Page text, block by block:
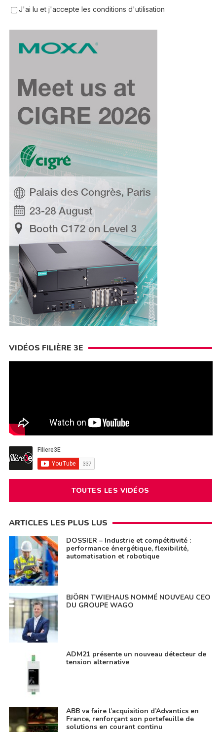
J'ai lu et j'accepte les conditions d'utilisation
VIDÉOS FILIÈRE 3E
TOUTES LES VIDÉOS
ARTICLES LES PLUS LUS
DOSSIER – Industrie et compétitivité :
performance énergétique, flexibilité,
automatisation et robotique
BJÖRN TWIEHAUS NOMMÉ NOUVEAU CEO
DU GROUPE WAGO
ADM21 présente un nouveau détecteur de
tension alternative
ABB va faire l’acquisition d’Advantics en
France, renforçant son portefeuille de
solutions en courant continu